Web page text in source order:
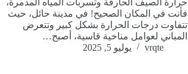
فأنت في المكان الصحيح! في مدينة حائل، حيث
تتفاوت درجات الحرارة بشكل كبير وتتعرض
المباني لعوامل مناخية قاسية، أصبح…
vrqte
يوليو 5, 2025